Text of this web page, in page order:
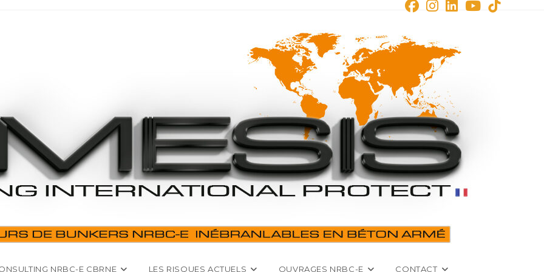
NRBC-E CBRNE LES RISQUES ACTUELS OUVRAGES NRBC-E CONTACT